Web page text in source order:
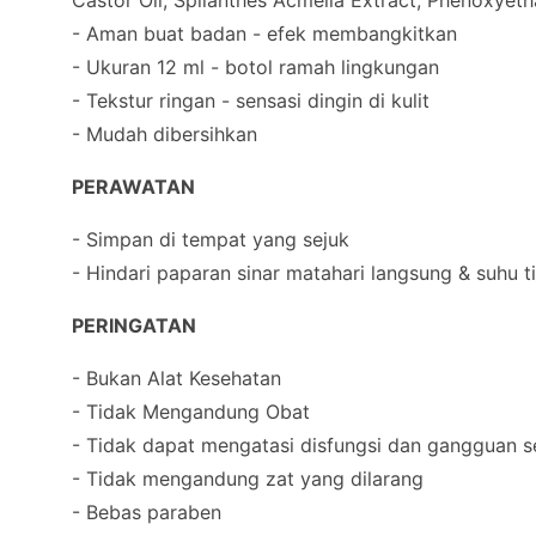
- Aman buat badan - efek membangkitkan
- Ukuran 12 ml - botol ramah lingkungan
- Tekstur ringan - sensasi dingin di kulit
- Mudah dibersihkan
PERAWATAN
- Simpan di tempat yang sejuk
- Hindari paparan sinar matahari langsung & suhu
PERINGATAN
- Bukan Alat Kesehatan
- Tidak Mengandung Obat
- Tidak dapat mengatasi disfungsi dan gangguan
- Tidak mengandung zat yang dilarang
- Bebas paraben